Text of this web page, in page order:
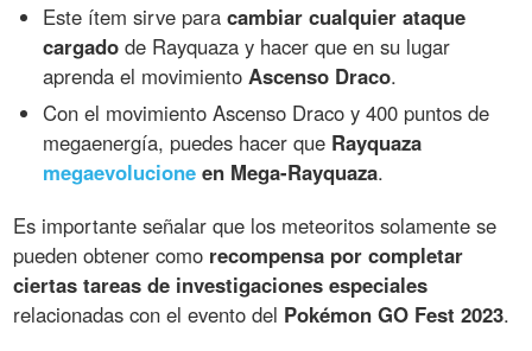
Este ítem sirve paracambiar cualquier ataque
cargado de Rayquaza y hacer que en su lugar
aprenda el movimientoAscenso Draco.
Con el movimiento Ascenso Draco y 400 puntos de
megaenergía, puedes hacer que Rayquaza
megaevolucione en Mega-Rayquaza.
Es importante señalar que los meteoritos solamente se
pueden obtener como recompensa por completar
ciertas tareas de investigaciones especiales
relacionadas con el evento del Pokémon GO Fest 2023.